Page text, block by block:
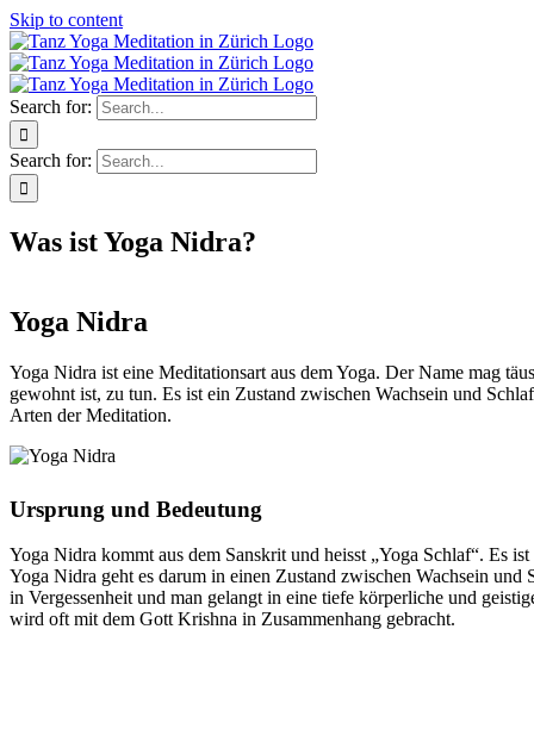
Skip to content
Search for:
Search for:
Was ist Yoga Nidra?
Yoga Nidra
Yoga Nidra ist eine Meditationsart aus dem Yoga. Der Name mag
gewohnt ist, zu tun. Es ist ein Zustand zwischen Wachsein und
Arten der Meditation.
Ursprung und Bedeutung
Yoga Nidra kommt aus dem Sanskrit und heisst „Yoga Schlaf“. Es
Yoga Nidra geht es darum in einen Zustand zwischen Wachsein
in Vergessenheit und man gelangt in eine tiefe körperliche und
wird oft mit dem Gott Krishna in Zusammenhang gebracht.